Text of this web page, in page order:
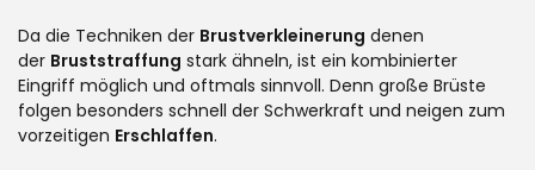
Da die Techniken der Brustverkleinerung denen
der Bruststraffung stark ähneln, ist ein kombinierter
Eingriff möglich und oftmals sinnvoll. Denn große Brüste
folgen besonders schnell der Schwerkraft und neigen zum
vorzeitigen Erschlaffen.